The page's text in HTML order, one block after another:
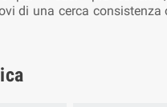
di una cerca consistenza